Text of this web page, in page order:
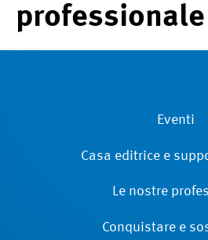
professionale
Eventi
Casa editrice e
Le nostre
Conquistare e